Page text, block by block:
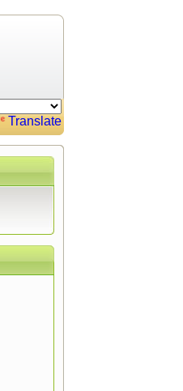
Translate